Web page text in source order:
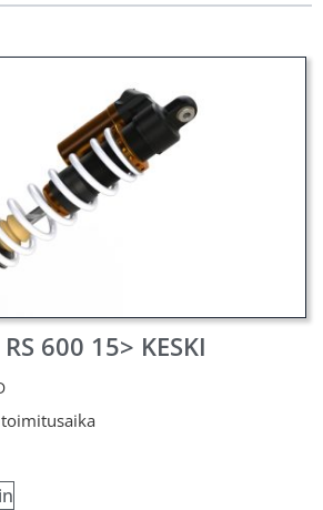
600 15> KESKI